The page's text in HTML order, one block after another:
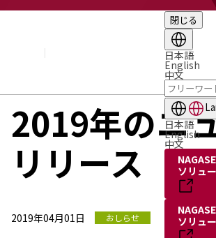
閉じる
日本語
English
中文
日本語
English
中文
ソリュ
ソリュ
役員・執行役員
国内・海外のNAGASEグループ
2019年のニ
リリース
2019年04月01日 おしらせ